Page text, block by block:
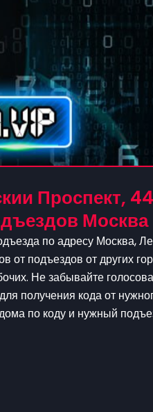
Проспект,
Москва
по адресу Москва,
от подъездов от других
Не забывайте
получения кода от
по коду и нужный